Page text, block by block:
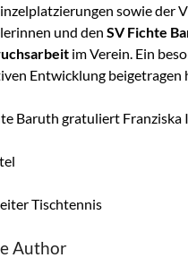
sowie der
und denSV Fichte
im Verein. Ein
Entwicklung beigetragen
Baruth gratuliert Franziska
Tischtennis
Author